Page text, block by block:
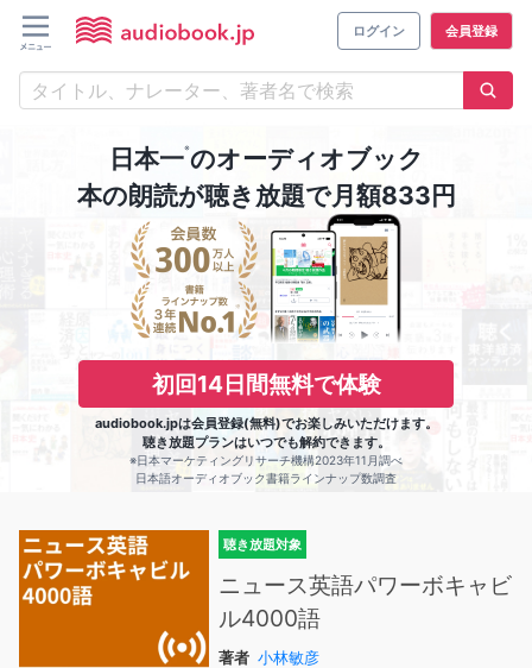
ログイン 会員登録
日本一※のオーディオブック
本の朗読が聴き放題で月額833円
初回14日間無料で体験
audiobook.jpは会員登録(無料)でお楽しみいただけます。
聴き放題プランはいつでも解約できます。
※日本マーケティングリサーチ機構2023年11月調べ
日本語オーディオブック書籍ラインナップ数調査
聴き放題対象
ニュース英語パワーボキャビ
ル4000語
著者 小林敏彦